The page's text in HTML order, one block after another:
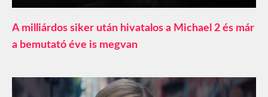
A milliárdos siker után hivatalos a Michael 2 és már
a bemutató éve is megvan